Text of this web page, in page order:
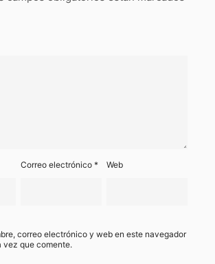
Correo electrónico* Web
correo electrónico y web en este navegador
vez que comente.